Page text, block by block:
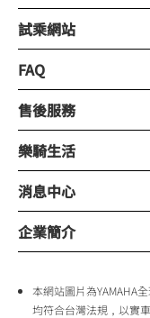
試乘網站
FAQ
售後服務
樂騎生活
消息中心
企業簡介
本網站圖片為YAMAHA
均符合台灣法規，以實